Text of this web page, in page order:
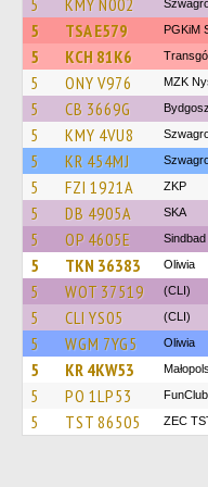
5 KMY N002
5 TSA E579 PGKiM
5 KCH 81K6
5 ONY V976 MZK
5 CB 3669G
5 KMY 4VU8
5 KR 454MJ
5 FZI 1921A ZKP
5 DB 4905A SKA
5 OP 4605E
5 TKN 36383 Oliwia
5 WOT 37519 (CLI)
5 CLI YS05 (CLI)
5 WGM 7YG5 Oliwia
5 KR 4KW53
5 PO 1LP53 FunClub
5 TST 86505 ZEC